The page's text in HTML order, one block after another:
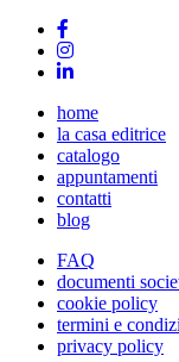
home
la casa editrice
catalogo
appuntamenti
contatti
blog
FAQ
documenti
cookie policy
termini e
privacy policy